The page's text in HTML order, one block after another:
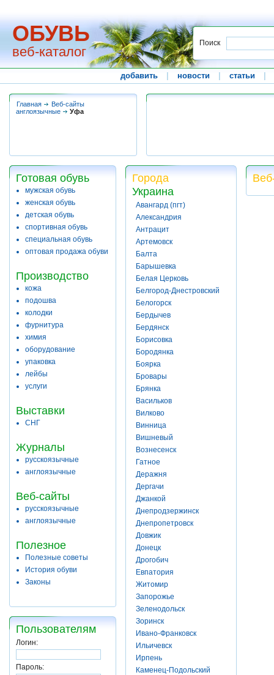
ОБУВЬ
веб-каталог
Поиск
добавить новости статьи
Главная
Веб-сайты
англоязычные
Уфа
Готовая обувь
мужская обувь
женская обувь
детская обувь
спортивная обувь
специальная обувь
оптовая продажа обуви
Производство
кожа
подошва
колодки
фурнитура
химия
оборудование
упаковка
лейбы
услуги
Выставки
СНГ
Журналы
русскоязычные
англоязычные
Веб-сайты
русскоязычные
англоязычные
Полезное
Полезные советы
История обуви
Законы
Пользователям
Логин:
Пароль:
Города
Украина
Авангард (пгт)
Александрия
Антрацит
Артемовск
Балта
Барышевка
Белая Церковь
Белгород-Днестровский
Белогорск
Бердычев
Бердянск
Борисовка
Бородянка
Боярка
Бровары
Брянка
Васильков
Вилково
Винница
Вишневый
Вознесенск
Гатное
Деражня
Дергачи
Джанкой
Днепродзержинск
Днепропетровск
Довжик
Донецк
Дрогобич
Евпатория
Житомир
Запорожье
Зеленодольск
Зоринск
Ивано-Франковск
Ильичевск
Ирпень
Каменец-Подольский